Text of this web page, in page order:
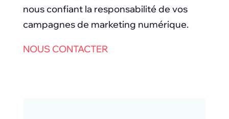
nous confiant la responsabilité de vos
campagnes de marketing numérique.
NOUS CONTACTER